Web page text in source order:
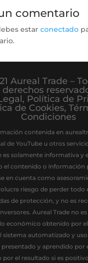
comentario
estar conectado
Aureal Trade –
derechos
, Política de
de Cookies,
Condiciones
contenida en
de YouTube u otros
es solamente informativa y
el contenido o información
en cuenta como
riesgo de perder todo
de protección, y no es
Aureal Trade no
económico obtenido por
sistema automatizado y
y aprendido por
el resultado si es